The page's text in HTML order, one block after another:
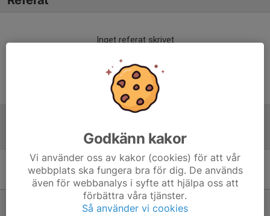
Inget referat skrivet
Herrjunior 17 Region A
(Västmanland)
M +/-
1. IBK Hallsta/Västerås IBS Ungdom 15
Godkänn kakor
Vi använder oss av kakor (cookies) för att vår
webbplats ska fungera bra för dig. De används
även för webbanalys i syfte att hjälpa oss att
förbättra våra tjänster.
Så använder vi cookies